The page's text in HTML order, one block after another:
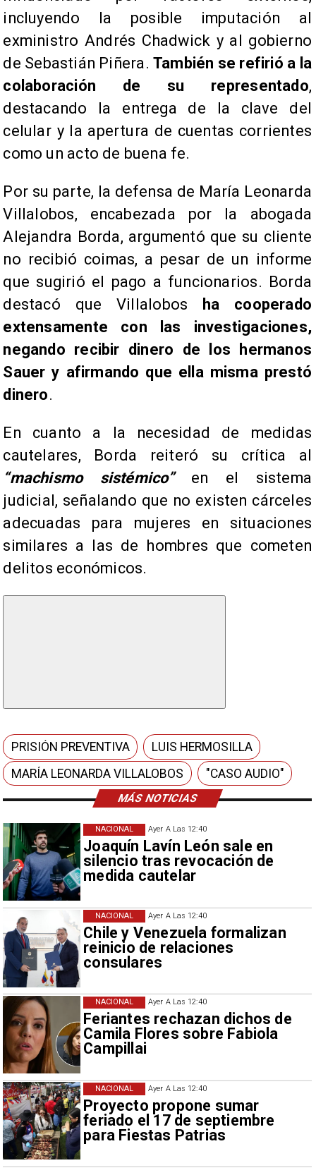
MÁS NOTICIAS
Ayer A Las 12:40
Joaquín Lavín León sale en
silencio tras revocación de
medida cautelar
NACIONAL
Ayer A Las 12:40
Chile y Venezuela formalizan
reinicio de relaciones
consulares
NACIONAL
Ayer A Las 12:40
Feriantes rechazan dichos de
Camila Flores sobre Fabiola
Campillai
NACIONAL
Ayer A Las 12:40
Proyecto propone sumar
feriado el 17 de septiembre
para Fiestas Patrias
NACIONAL
incluyendo la posible imputación al
exministro Andrés Chadwick y al gobierno
de Sebastián Piñera. También se refirió a la
colaboración de su representado,
destacando la entrega de la clave del
celular y la apertura de cuentas corrientes
como un acto de buena fe.
Por su parte, la defensa de María Leonarda
Villalobos, encabezada por la abogada
Alejandra Borda, argumentó que su cliente
no recibió coimas, a pesar de un informe
que sugirió el pago a funcionarios. Borda
destacó que Villalobos ha cooperado
extensamente con las investigaciones,
negando recibir dinero de los hermanos
Sauer y afirmando que ella misma prestó
dinero.
En cuanto a la necesidad de medidas
cautelares, Borda reiteró su crítica al
“machismo sistémico”en el sistema
judicial, señalando que no existen cárceles
adecuadas para mujeres en situaciones
similares a las de hombres que cometen
delitos económicos.
PRISIÓN PREVENTIVA
LUIS HERMOSILLA
MARÍA LEONARDA VILLALOBOS
"CASO AUDIO"